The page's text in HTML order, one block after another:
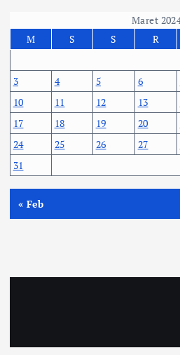
Maret
M
S S R
3
4 5 6
10
11 12 13
17
18 19 20
24
25 26 27
31
« Feb